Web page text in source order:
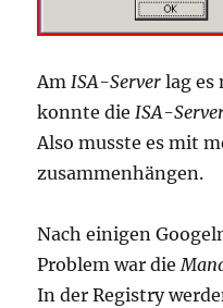
AmISA-Serverlag es
konnte dieISA-
Also musste es mit
zusammenhängen.
Nach einigen
Problem war die
In der Registry